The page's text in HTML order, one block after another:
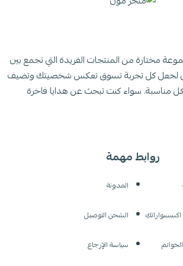
روابط مهمة
المدونة
الشحن التوصيل
سياسة الإرجاع
مختارة من المنتجات الفريدة التي تجمع بين
لجعل كل تجربة تسوق تعكس شخصيتك وتضيف
مناسبة. سواء كنت تبحث عن هدايا فاخرة